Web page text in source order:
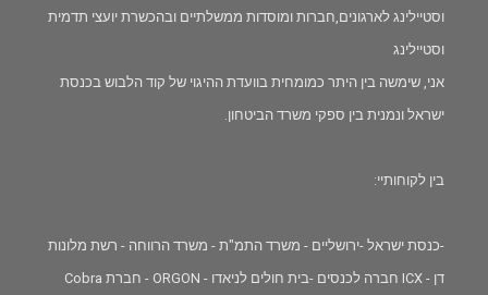
וסטיילינג לארגונים,חברות ומוסדות ממשלתיים ובהכשרת יועצי תדמית
וסטיילינג
אני, שימשה בין היתר כמומחית בוועדת ההיגוי של קוד הלבוש בכנסת
ישראל ונמנית בין ספקי משרד הביטחון.
בין לקוחותיי:
-כנסת ישראל -ירושליים - משרד התמ"ת - משרד הרווחה - רשת מלונות
דן - ICX חברה לכנסים -בית חולים לניאדו - ORGON - חברת Cobra